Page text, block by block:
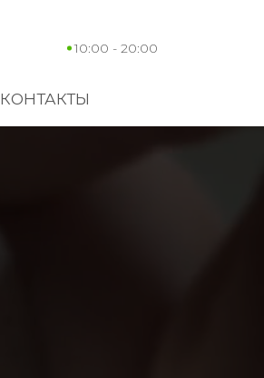
10:00 - 20:00
КОНТАКТЫ